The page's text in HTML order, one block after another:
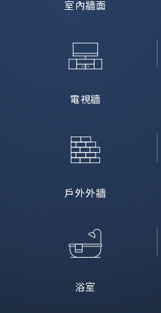
室內牆面
電視牆
戶外外牆
浴室